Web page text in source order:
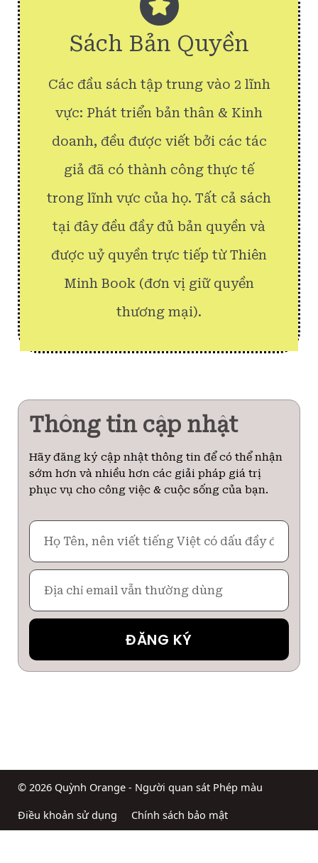
Sách Bản Quyền
Các đầu sách tập trung vào 2 lĩnh
vực: Phát triển bản thân & Kinh
doanh, đều được viết bởi các tác
giả đã có thành công thực tế
trong lĩnh vực của họ. Tất cả sách
tại đây đều đầy đủ bản quyền và
được uỷ quyền trực tiếp từ Thiên
Minh Book (đơn vị giữ quyền
thương mại).
Thông tin cập nhật
Hãy đăng ký cập nhật thông tin để có thể nhận
sớm hơn và nhiều hơn các giải pháp giá trị
phục vụ cho công việc & cuộc sống của bạn.
Họ
Tên
Email
ĐĂNG KÝ
© 2026 Quỳnh Orange - Người quan sát Phép màu
Điều khoản sử dụng
Chính sách bảo mật